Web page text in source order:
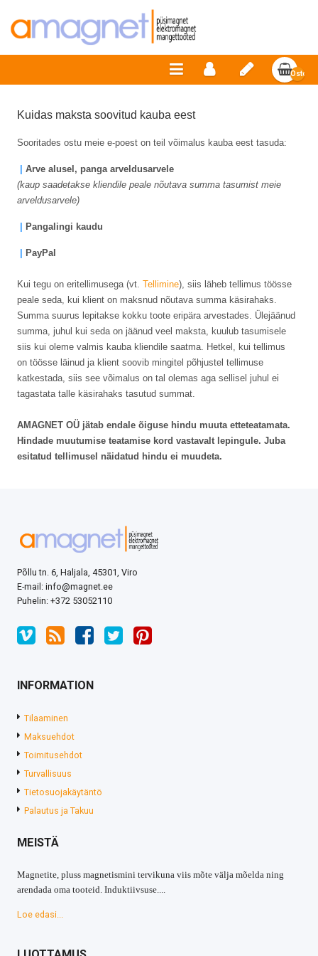
Kuidas maksta soovitud kauba eest
Sooritades ostu meie e-poest on teil võimalus kauba eest tasuda:
Arve alusel, panga arveldusarvele
(kaup saadetakse kliendile peale nõutava summa tasumist meie
arveldusarvele)
Pangalingi kaudu
PayPal
Kui tegu on eritellimusega (vt. Tellimine), siis läheb tellimus töösse
peale seda, kui klient on maksnud nõutava summa käsirahaks.
Summa suurus lepitakse kokku toote eripära arvestades. Ülejäänud
summa, juhul kui seda on jäänud veel maksta, kuulub tasumisele
siis kui oleme valmis kauba kliendile saatma. Hetkel, kui tellimus
on töösse läinud ja klient soovib mingitel põhjustel tellimuse
katkestada, siis see võimalus on tal olemas aga sellisel juhul ei
tagastata talle käsirahaks tasutud summat.
AMAGNET OÜ jätab endale õiguse hindu muuta etteteatamata.
Hindade muutumise teatamise kord vastavalt lepingule. Juba
esitatud tellimusel näidatud hindu ei muudeta.
Põllu tn. 6, Haljala, 45301, Viro
E-mail: info@magnet.ee
Puhelin: +372 53052110
INFORMATION
Tilaaminen
Maksuehdot
Toimitusehdot
Turvallisuus
Tietosuojakäytäntö
Palautus ja Takuu
MEISTÄ
Magnetite, pluss magnetismini tervikuna viis mõte välja mõelda ning
arendada oma tooteid. Induktiivsuse....
Loe edasi...